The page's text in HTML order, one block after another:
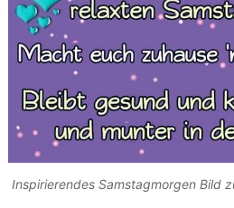
Inspirierendes Samstagmorgen Bild